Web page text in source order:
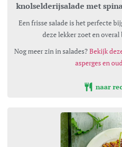
knolselderijsalade met
Een frisse salade is het perfecte bijgerecht! Door de honing is
deze lekker zoet en
Nog meer zin in salades?Bekijk
asperges en
naar